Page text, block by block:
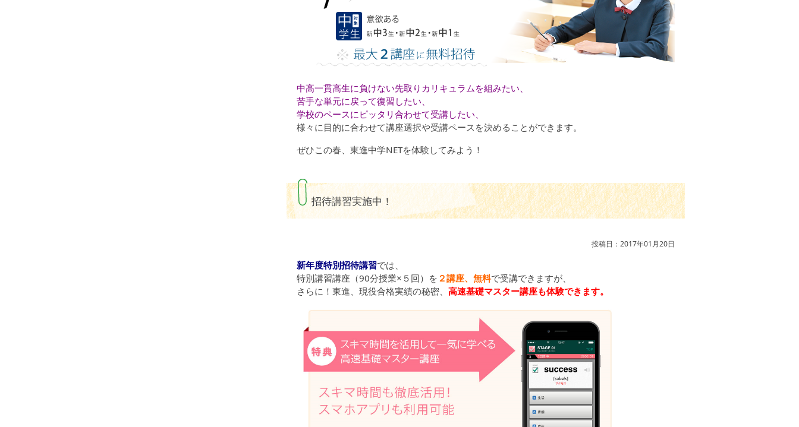
中高一貫高生に負けない先取りカリキュラムを組みたい、
苦手な単元に戻って復習したい、
学校のペースにピッタリ合わせて受講したい、
様々に目的に合わせて講座選択や受講ペースを決めることができます。
ぜひこの春、東進中学NETを体験してみよう！
招待講習実施中！
投稿日：2017年01月20日
新年度特別招待講習では、
特別講習講座（90分授業×５回）を ２講座、無料で受講できますが、
さらに！東進、現役合格実績の秘密、 高速基礎マスター講座も体験できます。